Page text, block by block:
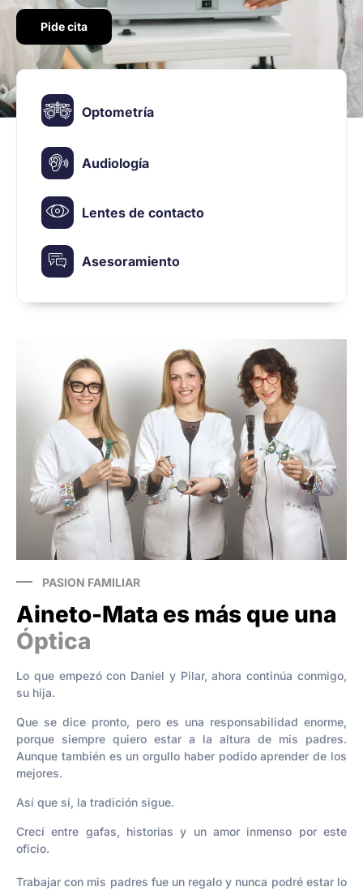
Pide cita
Optometría
Audiología
Lentes de contacto
Asesoramiento
PASION FAMILIAR
Aineto-Mata es más que una
Óptica
Lo que empezó con Daniel y Pilar, ahora continúa conmigo,
su hija.
Que se dice pronto, pero es una responsabilidad enorme,
porque siempre quiero estar a la altura de mis padres.
Aunque también es un orgullo haber podido aprender de los
mejores.
Así que sí, la tradición sigue.
Crecí entre gafas, historias y un amor inmenso por este
oficio.
Trabajar con mis padres fue un regalo y nunca podré estar lo